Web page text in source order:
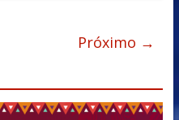
Próximo →